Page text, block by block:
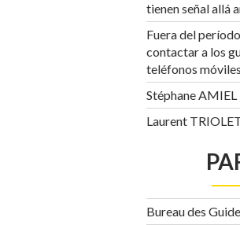
tienen señal allá
Fuera del
contactar a los
teléfonos
Stéphane
Laurent
Bureau des